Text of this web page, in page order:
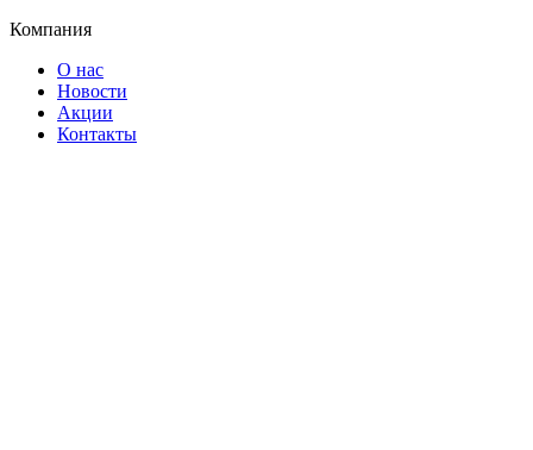
Компания
О нас
Новости
Акции
Контакты